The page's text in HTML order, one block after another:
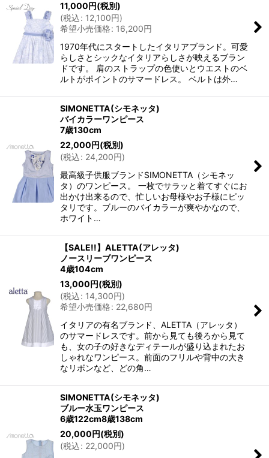
11,000円(税別)
(税込: 12,100円)
希望小売価格: 16,200円
1970年代にスタートしたイタリアブランド。可愛
らしさとシックなイタリアらしさが映えるブラン
ドです。 肩のストラップの色使いとウエストのベ
ルトがポイントのサマードレス。 ベルトは外…
SIMONETTA(シモネッタ)
バイカラーワンピース
7歳130cm
22,000円(税別)
(税込: 24,200円)
最高級子供服ブランドSIMONETTA（シモネッ
タ）のワンピース。 一枚でサラッと着てすぐにお
出かけ出来るので、忙しいお母様やお子様にピッ
タリです。ブルーのバイカラーが爽やかなので、
ホワイト…
【SALE!!】ALETTA(アレッタ)
ノースリーブワンピース
4歳104cm
13,000円(税別)
(税込: 14,300円)
希望小売価格: 22,680円
イタリアの有名ブランド、ALETTA（アレッタ）
のサマードレスです。前から見ても後ろから見て
も、女の子の好きなディテールが盛り込まれたお
しゃれなワンピース。前面のフリルや背中の大き
なリボンなど、どの角…
SIMONETTA(シモネッタ)
ブルー水玉ワンピース
6歳122cm8歳138cm
20,000円(税別)
(税込: 22,000円)